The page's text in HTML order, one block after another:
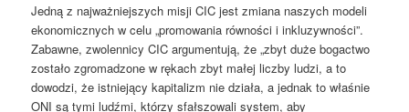
Jedną z najważniejszych misji CIC jest zmiana naszych modeli
ekonomicznych w celu „promowania równości i inkluzywności”.
Zabawne, zwolennicy CIC argumentują, że „zbyt duże bogactwo
zostało zgromadzone w rękach zbyt małej liczby ludzi, a to
dowodzi, że istniejący kapitalizm nie działa, a jednak to właśnie
ONI są tymi ludźmi, którzy sfałszowali system, aby